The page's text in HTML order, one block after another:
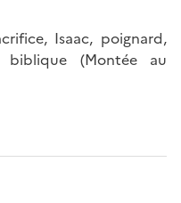
Isaac, poignard,
biblique (Montée au